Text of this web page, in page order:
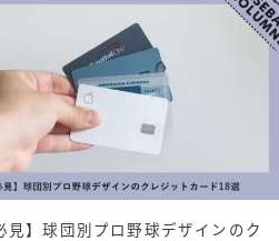
見】球団別プロ野球デザインのク